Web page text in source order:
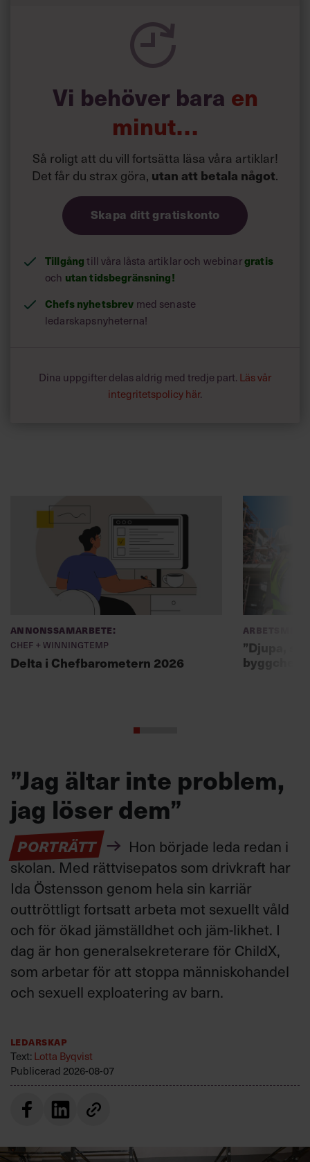
Vi behöver bara en
minut…
Så roligt att du vill fortsätta läsa våra artiklar!
Det får du strax göra, utan att betala något.
Skapa ditt gratiskonto
Tillgång till våra låsta artiklar och webinargratis
och utan tidsbegränsning!
Chefs nyhetsbrev med senaste
ledarskapsnyheterna!
Dina uppgifter delas aldrig med tredje part. Läs vår
integritetspolicy här.
Annonssamarbete:
Chef + Winningtemp
Delta i Chefbarometern 2026
Arbetsmiljö
”Djupa,
”Jag ältar inte problem,
jag löser dem”
PORTRÄTT
Hon började leda redan i
skolan. Med rättvisepatos som drivkraft har
Ida Östensson genom hela sin karriär
outtröttligt fortsatt arbeta mot sexuellt våld
och för ökad jämställdhet och jäm-likhet. I
dag är hon generalsekreterare för ChildX,
som arbetar för att stoppa människohandel
och sexuell exploatering av barn.
Ledarskap
Text: Lotta Byqvist
Publicerad 2026-08-07